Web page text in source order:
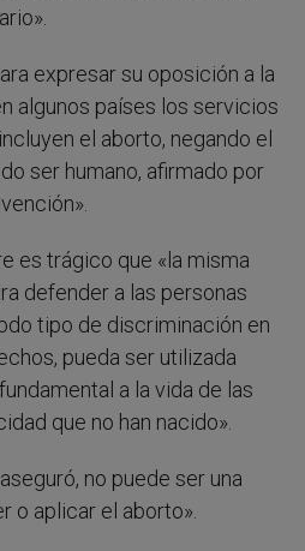
expresar su oposición a la
algunos países los servicios
el aborto, negando el
ser humano, afirmado por
es trágico que «la misma
defender a las personas
tipo de discriminación en
pueda ser utilizada
a la vida de las
que no han nacido».
no puede ser una
o aplicar el aborto».